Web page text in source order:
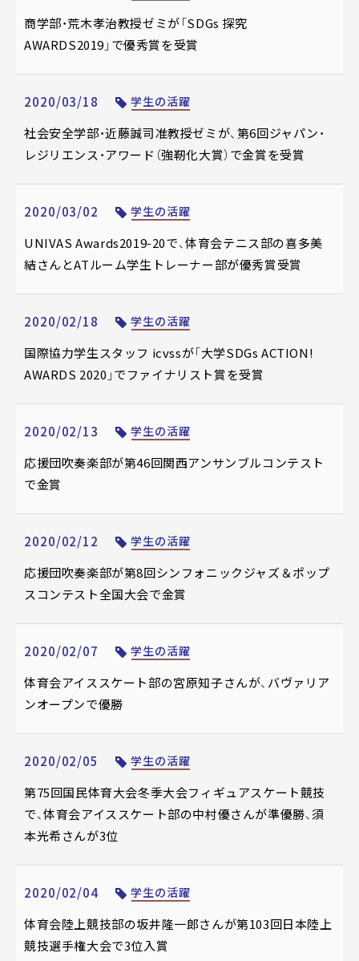
商学部・荒木孝治教授ゼミが「SDGs 探究
AWARDS2019」で優秀賞を受賞
2020/03/18 学生の活躍
社会安全学部・近藤誠司准教授ゼミが、第6回ジャパン・
レジリエンス・アワード（強靭化大賞）で金賞を受賞
2020/03/02 学生の活躍
UNIVAS Awards2019-20で、体育会テニス部の喜多美
結さんとATルーム学生トレーナー部が優秀賞受賞
2020/02/18 学生の活躍
国際協力学生スタッフ icvssが「大学SDGs ACTION!
AWARDS 2020」でファイナリスト賞を受賞
2020/02/13 学生の活躍
応援団吹奏楽部が第46回関西アンサンブルコンテスト
で金賞
2020/02/12 学生の活躍
応援団吹奏楽部が第8回シンフォニックジャズ＆ポップ
スコンテスト全国大会で金賞
2020/02/07 学生の活躍
体育会アイススケート部の宮原知子さんが、バヴァリア
ンオープンで優勝
2020/02/05 学生の活躍
第75回国民体育大会冬季大会フィギュアスケート競技
で、体育会アイススケート部の中村優さんが準優勝、須
本光希さんが3位
2020/02/04 学生の活躍
体育会陸上競技部の坂井隆一郎さんが第103回日本陸上
競技選手権大会で3位入賞